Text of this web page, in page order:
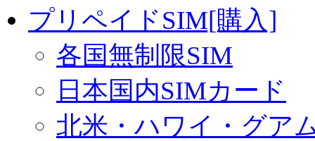
プリペイドSIM[購入]
各国無制限SIM
日本国内SIMカード
北米・ハワイ・グア